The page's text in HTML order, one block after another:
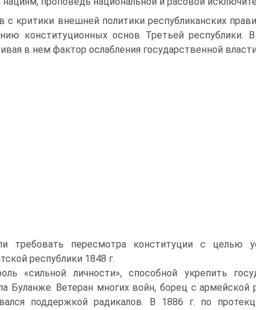
с критики внешней политики республиканских
конституционных основ Третьей республики.
в нем фактор ослабления государственной
требовать пересмотра конституции с целью
республики 1848 г.
«сильной личности», способной укрепить
Буланже. Ветеран многих войн, борец с
поддержкой радикалов. В 1886 г. по